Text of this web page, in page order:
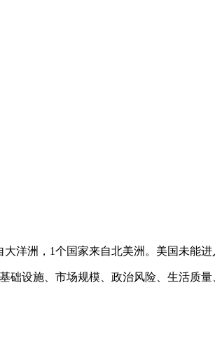
洲，1个国家来自北美洲。美国未能进
设施、市场规模、政治风险、生活质